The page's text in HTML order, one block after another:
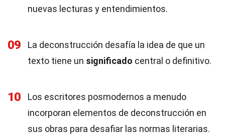
nuevas lecturas y entendimientos.
09
La deconstrucción desafía la idea de que un
texto tiene un significado central o definitivo.
10
Los escritores posmodernos a menudo
incorporan elementos de deconstrucción en
sus obras para desafiar las normas literarias.